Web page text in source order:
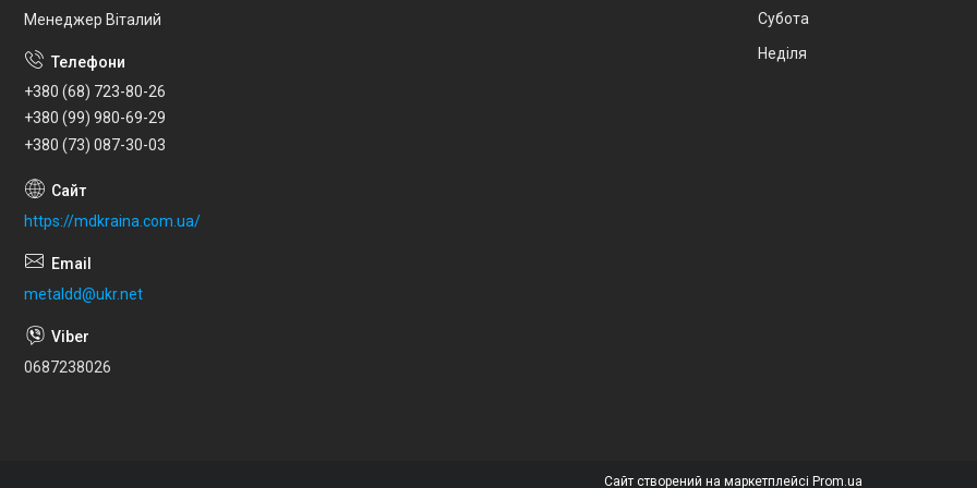
Менеджер Віталий
+380 (68) 723-80-26
+380 (99) 980-69-29
+380 (73) 087-30-03
https://mdkraina.com.ua/
metaldd@ukr.net
0687238026
Субота
Неділя
Сайт створений на маркетплейсі Prom.ua